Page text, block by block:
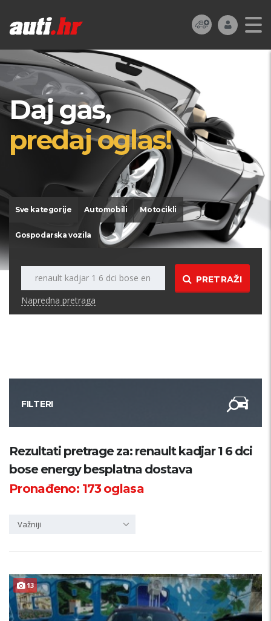
Daj gas,
predaj oglas!
Sve kategorije Automobili Motocikli
Gospodarska vozila
PRETRAŽI
Napredna pretraga
FILTERI
Kategorija
Županija
Rezultati pretrage za: renault kadjar 1 6 dci
bose energy besplatna dostava
Pronađeno: 173oglasa
Važniji
13